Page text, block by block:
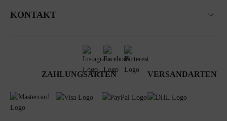
KONTAKT
ZAHLUNGSARTEN VERSANDARTEN